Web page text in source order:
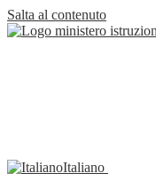
Salta al contenuto
Italiano